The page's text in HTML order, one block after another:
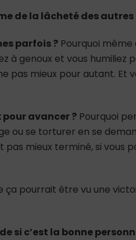
de la lâcheté des autres
parfois ? Pourquoi même
à genoux et vous humiliez
pas mieux pour autant. Et
avancer ? Pourquoi
ou se torturer en se
pas mieux terminé, si vous
ça pourrait être vu une
si c’est la bonne